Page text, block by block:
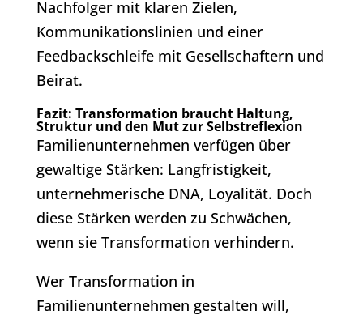
Nachfolger mit klaren Zielen,
Kommunikationslinien und einer
Feedbackschleife mit Gesellschaftern und
Beirat.
Fazit: Transformation braucht Haltung,
Struktur und den Mut zur Selbstreflexion
Familienunternehmen verfügen über
gewaltige Stärken: Langfristigkeit,
unternehmerische DNA, Loyalität. Doch
diese Stärken werden zu Schwächen,
wenn sie Transformation verhindern.
Wer Transformation in
Familienunternehmen gestalten will,